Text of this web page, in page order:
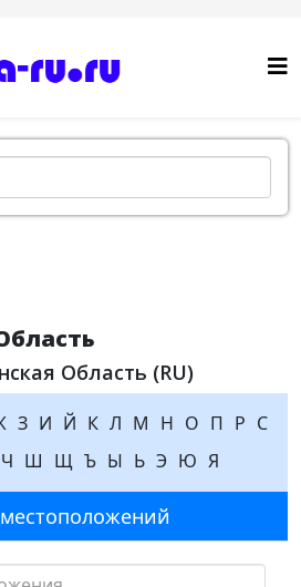
Область (RU)
З И Й К Л М Н О П Р С
Ч Ш Щ Ъ Ы Ь Э Ю Я